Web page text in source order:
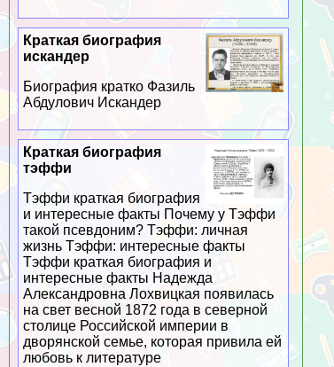
Краткая биография
искандер
Биография кратко Фазиль
Абдулович Искандер
Краткая биография
тэффи
Тэффи краткая биография
и интересные факты Почему у Тэффи
такой псевдоним? Тэффи: личная
жизнь Тэффи: интересные факты
Тэффи краткая биография и
интересные факты Надежда
Александровна Лохвицкая появилась
на свет весной 1872 года в северной
столице Российской империи в
дворянской семье, которая привила ей
любовь к литературе